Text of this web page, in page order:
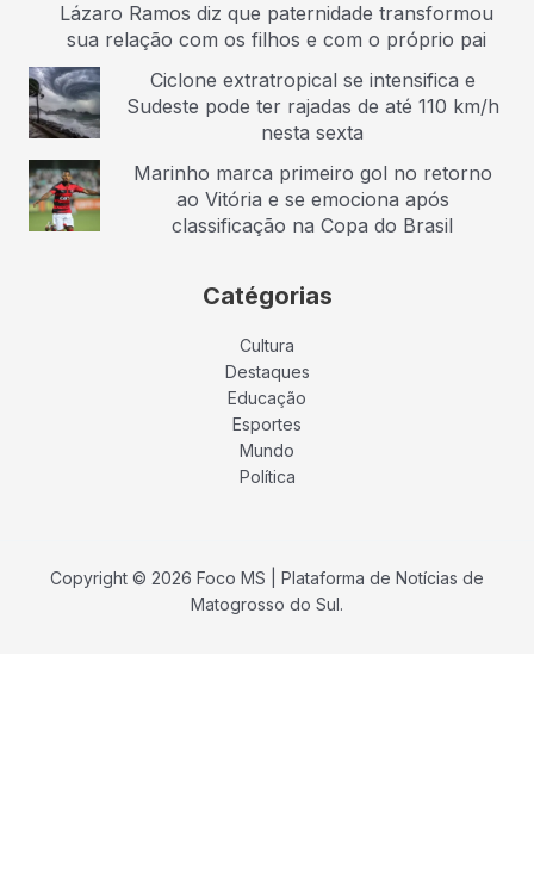
Lázaro Ramos diz que paternidade transformou
sua relação com os filhos e com o próprio pai
Ciclone extratropical se intensifica e
Sudeste pode ter rajadas de até 110 km/h
nesta sexta
Marinho marca primeiro gol no retorno
ao Vitória e se emociona após
classificação na Copa do Brasil
Catégorias
Cultura
Destaques
Educação
Esportes
Mundo
Política
Copyright © 2026 Foco MS | Plataforma de Notícias de
Matogrosso do Sul.